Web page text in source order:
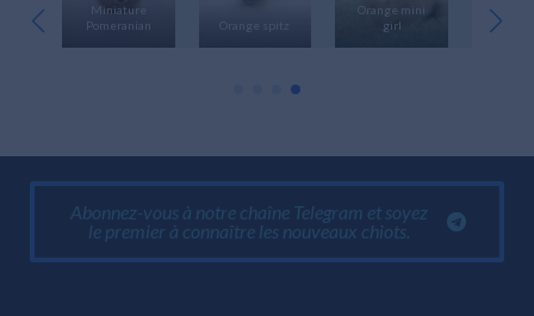
Miniature
Pomeranian
Orange spitz
Orange mini
girl
Abonnez-vous à notre chaîne Telegram et soyez
le premier à connaître les nouveaux chiots.